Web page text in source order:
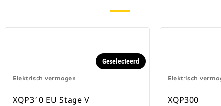
Elektrisch vermogen
Geselecteerd
XQP310 EU Stage V
Elektrisch
XQP300